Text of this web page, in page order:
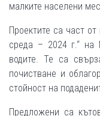
малките населени
Проектите са част
среда – 2024 г.“ на
водите. Те са
почистване и
стойност на
Предложени са